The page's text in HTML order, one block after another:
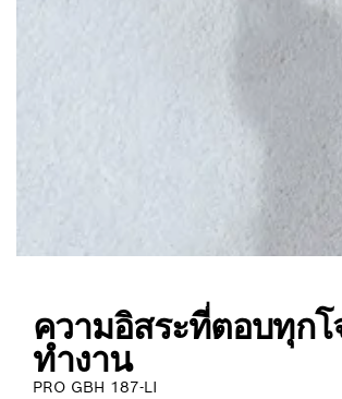
สว่านโรตารี่ไร้สายระบบ ONECHUCK
ความอิสระที่ตอบทุกโ
ทำงาน
PRO GBH 187-LI